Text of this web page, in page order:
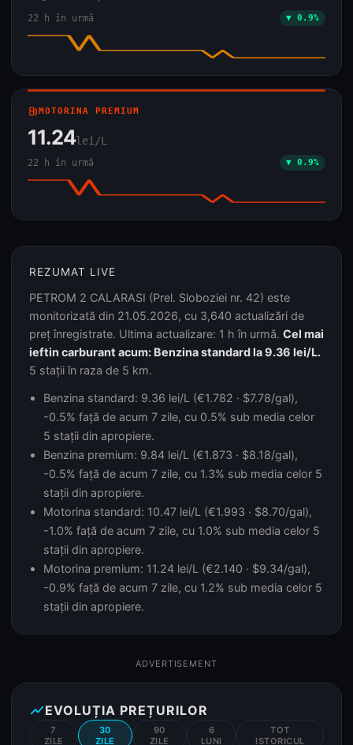
22 h în urmă ▼ 0.9%
local_gas_stationMOTORINA PREMIUM
11.24lei/L
22 h în urmă ▼ 0.9%
REZUMAT LIVE
PETROM 2 CALARASI (Prel. Sloboziei nr. 42) este
monitorizată din 21.05.2026, cu 3,640 actualizări de
preț înregistrate. Ultima actualizare: 1 h în urmă. Cel mai
ieftin carburant acum: Benzina standard la 9.36 lei/L.
5 stații în raza de 5 km.
Benzina standard: 9.36 lei/L (€1.782 · $7.78/gal),
-0.5% față de acum 7 zile, cu 0.5% sub media celor
5 stații din apropiere.
Benzina premium: 9.84 lei/L (€1.873 · $8.18/gal),
-0.5% față de acum 7 zile, cu 1.3% sub media celor 5
stații din apropiere.
Motorina standard: 10.47 lei/L (€1.993 · $8.70/gal),
-1.0% față de acum 7 zile, cu 1.0% sub media celor 5
stații din apropiere.
Motorina premium: 11.24 lei/L (€2.140 · $9.34/gal),
-0.9% față de acum 7 zile, cu 1.2% sub media celor 5
stații din apropiere.
ADVERTISEMENT
show_chartEVOLUȚIA PREȚURILOR
7
ZILE
30
ZILE
90
ZILE
6
LUNI
TOT
ISTORICUL